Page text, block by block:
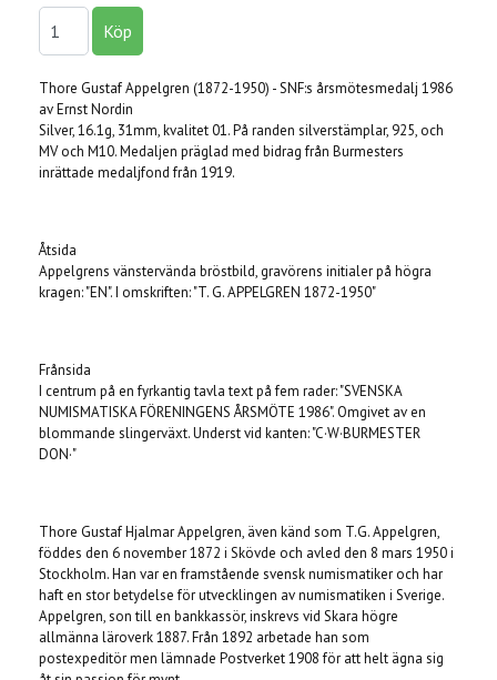
Thore Gustaf Appelgren (1872-1950) - SNF:s årsmötesmedalj 1986
av Ernst Nordin
Silver, 16.1g, 31mm, kvalitet 01. På randen silverstämplar, 925, och
MV och M10. Medaljen präglad med bidrag från Burmesters
inrättade medaljfond från 1919.
Åtsida
Appelgrens vänstervända bröstbild, gravörens initialer på högra
kragen: "EN". I omskriften: "T. G. APPELGREN 1872-1950"
Frånsida
I centrum på en fyrkantig tavla text på fem rader: "SVENSKA
NUMISMATISKA FÖRENINGENS ÅRSMÖTE 1986". Omgivet av en
blommande slingerväxt. Underst vid kanten: "C·W·BURMESTER
DON·"
Thore Gustaf Hjalmar Appelgren, även känd som T.G. Appelgren,
föddes den 6 november 1872 i Skövde och avled den 8 mars 1950 i
Stockholm. Han var en framstående svensk numismatiker och har
haft en stor betydelse för utvecklingen av numismatiken i Sverige.
Appelgren, son till en bankkassör, inskrevs vid Skara högre
allmänna läroverk 1887. Från 1892 arbetade han som
postexpeditör men lämnade Postverket 1908 för att helt ägna sig